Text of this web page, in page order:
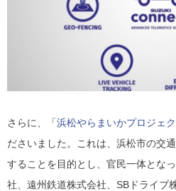
さらに、「浜松やらまいかプロジェク
ださいました。これは、浜松市の交
することを目的とし、官民一体とな
社、遠州鉄道株式会社、SBドライブ